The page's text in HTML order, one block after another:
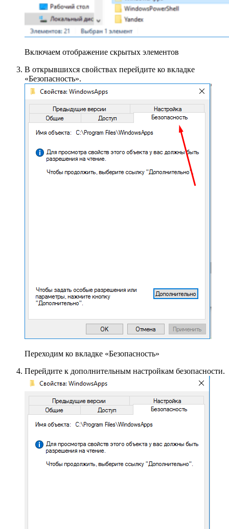
Включаем отображение скрытых элементов
В открывшихся свойствах перейдите ко вкладке
«Безопасность».
Переходим ко вкладке «Безопасность»
Перейдите к дополнительным настройкам безопасности.